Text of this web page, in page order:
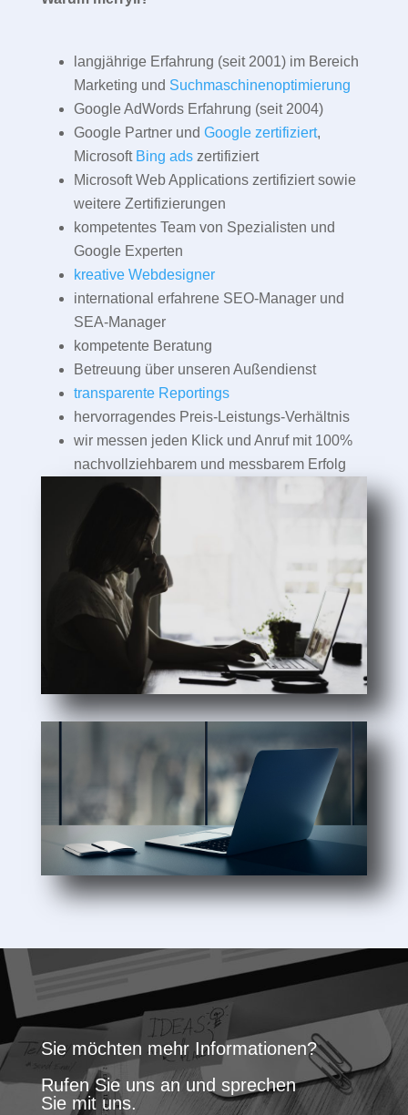
langjährige Erfahrung (seit 2001) im Bereich
Marketing und Suchmaschinenoptimierung
Google AdWords Erfahrung (seit 2004)
Google Partner und Google zertifiziert,
Microsoft Bing adszertifiziert
Microsoft Web Applications zertifiziert sowie
weitere Zertifizierungen
kompetentes Team von Spezialisten und
Google Experten
kreative Webdesigner
international erfahrene SEO-Manager und
SEA-Manager
kompetente Beratung
Betreuung über unseren Außendienst
transparente Reportings
hervorragendes Preis-Leistungs-Verhältnis
wir messen jeden Klick und Anruf mit 100%
nachvollziehbarem und messbarem Erfolg
Sie möchten mehr Informationen?
Rufen Sie uns an und sprechen
Sie mit uns.